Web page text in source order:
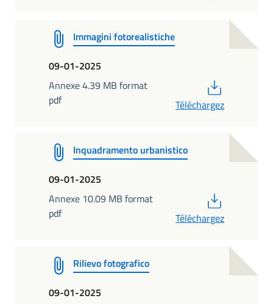
Immagini fotorealistiche
09-01-2025
Annexe 4.39 MB format
pdf
Téléchargez
Inquadramento urbanistico
09-01-2025
Annexe 10.09 MB format
pdf
Téléchargez
Rilievo fotografico
09-01-2025